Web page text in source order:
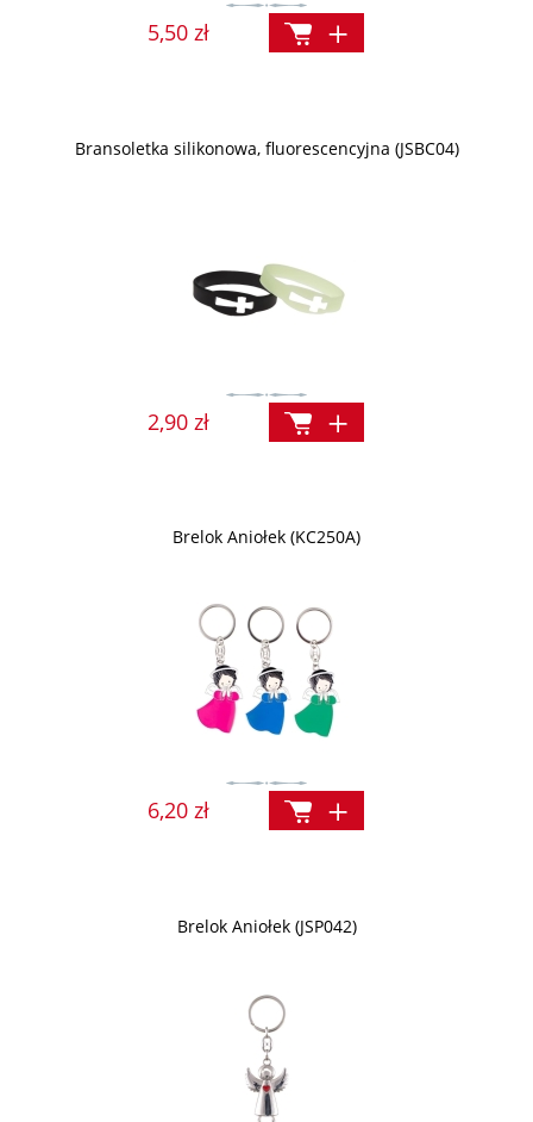
5,50 zł
Bransoletka silikonowa, fluorescencyjna (JSBC04)
2,90 zł
Brelok Aniołek (KC250A)
6,20 zł
Brelok Aniołek (JSP042)